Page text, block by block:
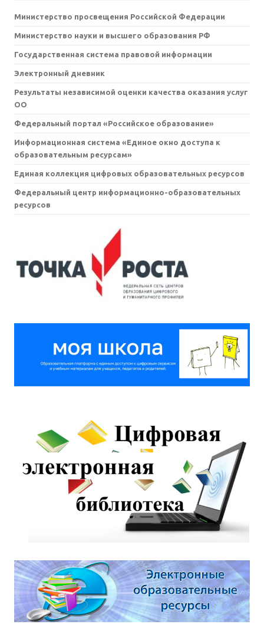
Министерство просвещения Российской Федерации
Министерство науки и высшего образования РФ
Государственная система правовой информации
Электронный дневник
Результаты независимой оценки качества оказания услуг
ОО
Федеральный портал «Российское образование»
Информационная система «Единое окно доступа к
образовательным ресурсам»
Единая коллекция цифровых образовательных ресурсов
Федеральный центр информационно-образовательных
ресурсов